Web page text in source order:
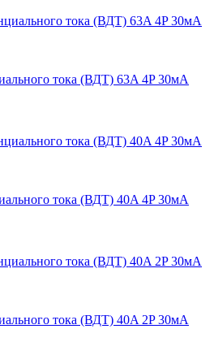
тока (ВДТ) 63A 4P 30мА
тока (ВДТ) 40A 4P 30мА
тока (ВДТ) 40A 2P 30мА